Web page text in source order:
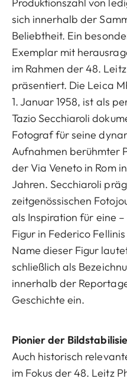
sich innerhalb der
Beliebtheit. Ein
Exemplar mit
im Rahmen der 48.
präsentiert. Die Leica
1. Januar 1958, ist als
Tazio Secchiaroli
Fotograf für seine
Aufnahmen berühmter
der Via Veneto in Rom
Jahren. Secchiaroli
zeitgenössischen
als Inspiration für eine
Figur in Federico Fellinis
Name dieser Figur
schließlich als
innerhalb der
Geschichte ein.
Pionier der
Auch historisch
im Fokus der 48. Leitz